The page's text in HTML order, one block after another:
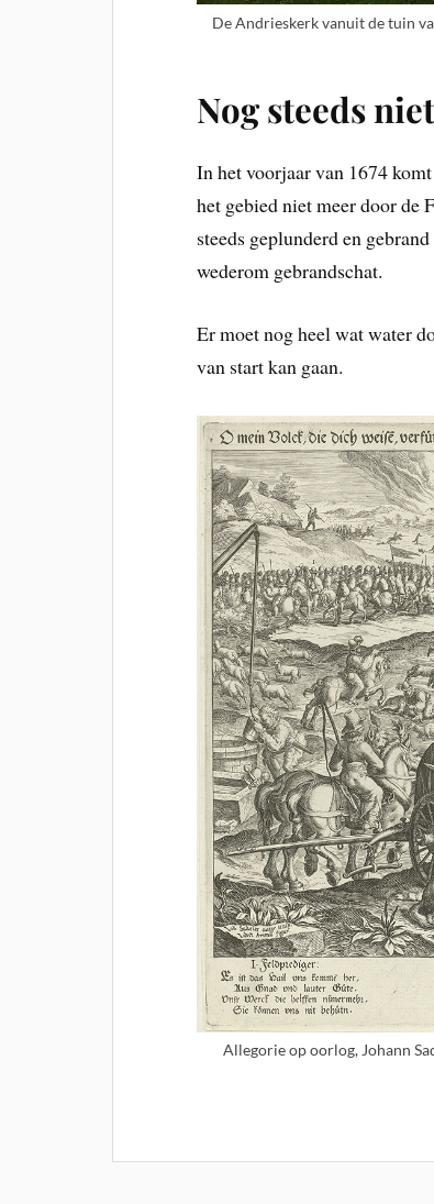
De Andrieskerk vanuit de tuin
Nog steeds
In het voorjaar van 1674
het gebied niet meer door de
steeds geplunderd en
wederom gebrandschat.
Er moet nog heel wat water
van start kan gaan.
Allegorie op oorlog, Johann